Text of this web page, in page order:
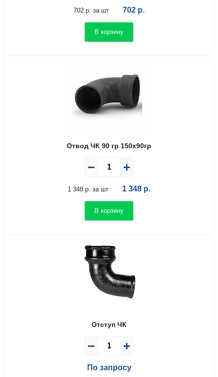
702 р. за шт 702 р.
В корзину
Отвод ЧК 90 гр 150х90гр
1 348 р. за шт 1 348 р.
В корзину
Отступ ЧК
По запросу